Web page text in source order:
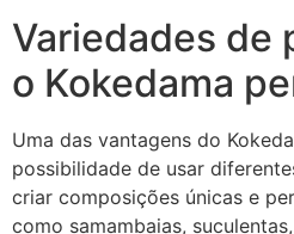
Variedades de
o Kokedama
Uma das vantagens do
possibilidade de usar
criar composições únicas e
como samambaias,